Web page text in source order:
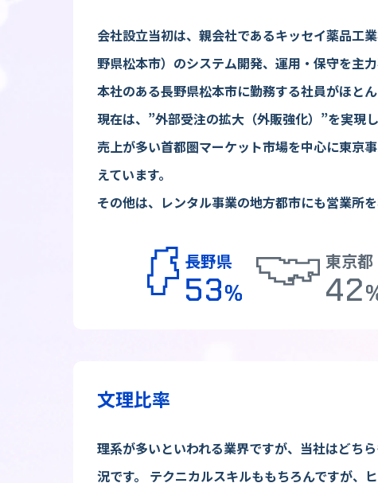
会社設立当初は、親会社であるキッセイ薬品工
野県松本市）のシステム開発、運用・保守を主
本社のある長野県松本市に勤務する社員がほとん
現在は、”外部受注の拡大（外販強化）”を実現
売上が多い首都圏マーケット市場を中心に東京
えています。
その他は、レンタル事業の地方都市にも営業所を
長野県
53%
東京都
42
文理比率
理系が多いといわれる業界ですが、当社はどち
況です。 テクニカルスキルももちろんですが、